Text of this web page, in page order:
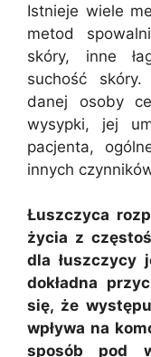
Istnieje wiele
metod
skóry, inne
suchość
danej osoby
wysypki, jej
pacjenta,
innych
Łuszczyca
życia z
dla łuszczycy
dokładna
się, że
wpływa na
sposób pod